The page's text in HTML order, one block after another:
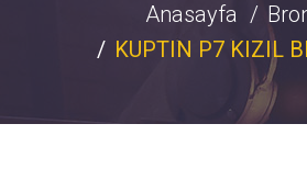
Anasayfa
KUPTIN P7 KIZIL